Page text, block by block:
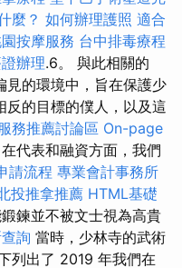
麼？ 如何辦理護照 適合
按摩服務 台中排毒療程
辦理.6。 與此相關的
見的環境中，旨在保護少
反的目標的僕人，以及這
務推薦討論區 On-page
代表和融資方面，我們
請流程 專業會計事務所
投推拿推薦 HTML基礎
鍊並不被文士視為高貴
詢 當時，少林寺的武術
列出了 2019 年我們在